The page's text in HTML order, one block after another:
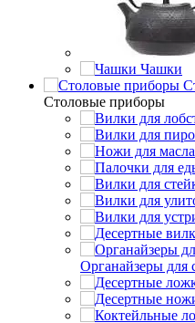
Чашки
Cтоловые приборы
Органайзеры для